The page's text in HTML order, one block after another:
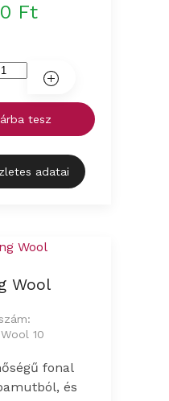
Ft
tesz
adatai
Wool
10
fonal
és